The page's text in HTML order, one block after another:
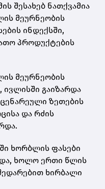
შესახებ ნათქვამია
მეურნეობის
ინდექსში,
პროდუქტების
მეურნეობის
ივლისში გაიზარდა
ზეთების
და რძის
ხორბლის ფასები
ხოლო ერთი წლის
ხირბალი